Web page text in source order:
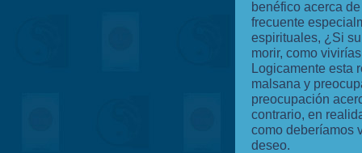
benéfico acerca
frecuente
espirituales, ¿Si
morir, como
Logicamente esta
malsana y
preocupación
contrario, en
como deberíamos
deseo.